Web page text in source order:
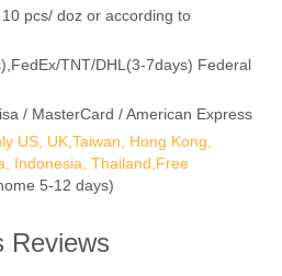
pcs/ doz or according to
TNT/DHL(3-7days) Federal
/ MasterCard / American Express
US, UK,Taiwan, Hong Kong,
Indonesia, Thailand,Free
5-12 days)
Reviews